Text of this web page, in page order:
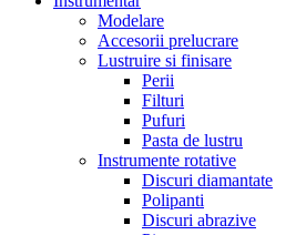
Modelare
Accesorii prelucrare
Lustruire si finisare
Perii
Filturi
Pufuri
Pasta de lustru
Instrumente rotative
Discuri diamantate
Polipanti
Discuri abrazive